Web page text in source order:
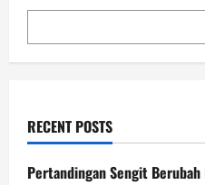
Final
RECENT POSTS
Pertandingan Sengit